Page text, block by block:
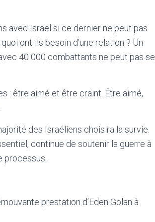
avec Israël si ce dernier ne peut pas
ont-ils besoin d’une relation ? Un
40 000 combattants ne peut pas se
: être aimé et être craint. Être aimé,
des Israéliens choisira la survie.
continue de soutenir la guerre à
processus.
prestation d’Eden Golan à